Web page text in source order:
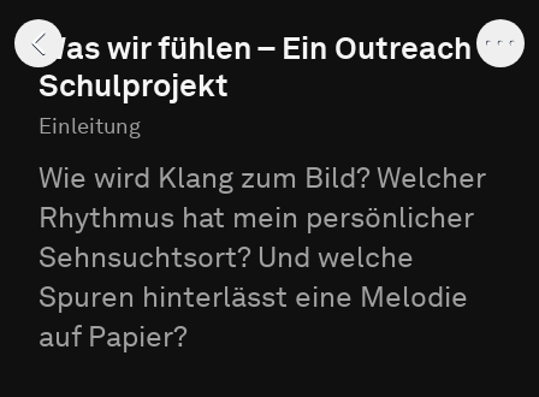
Was wir fühlen – Ein Outreach
Schulprojekt
Einleitung
Wie wird Klang zum Bild? Welcher
Rhythmus hat mein persönlicher
Sehnsuchtsort? Und welche
Spuren hinterlässt eine Melodie
auf Papier?